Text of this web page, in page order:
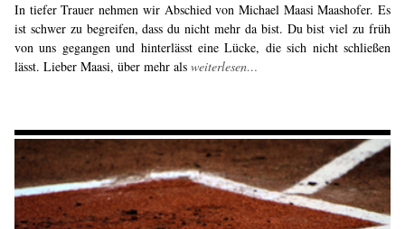
In tiefer Trauer nehmen wir Abschied von Michael Maasi Maashofer. Es
ist schwer zu begreifen, dass du nicht mehr da bist. Du bist viel zu früh
von uns gegangen und hinterlässt eine Lücke, die sich nicht schließen
lässt. Lieber Maasi, über mehr als weiterlesen…